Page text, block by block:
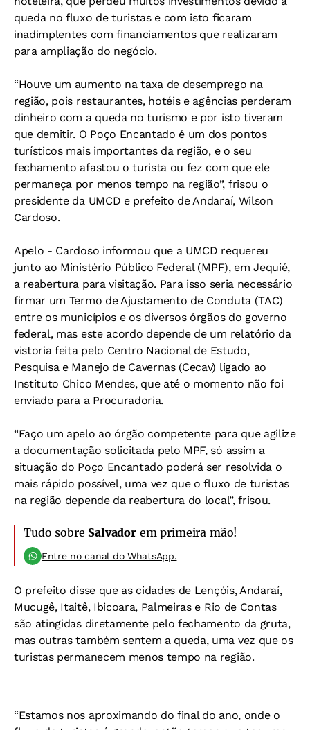
queda no fluxo de turistas e com isto ficaram
inadimplentes com financiamentos que realizaram
para ampliação do negócio.
“Houve um aumento na taxa de desemprego na
região, pois restaurantes, hotéis e agências perderam
dinheiro com a queda no turismo e por isto tiveram
que demitir. O Poço Encantado é um dos pontos
turísticos mais importantes da região, e o seu
fechamento afastou o turista ou fez com que ele
permaneça por menos tempo na região”, frisou o
presidente da UMCD e prefeito de Andaraí, Wilson
Cardoso.
Apelo - Cardoso informou que a UMCD requereu
junto ao Ministério Público Federal (MPF), em Jequié,
a reabertura para visitação. Para isso seria necessário
firmar um Termo de Ajustamento de Conduta (TAC)
entre os municípios e os diversos órgãos do governo
federal, mas este acordo depende de um relatório da
vistoria feita pelo Centro Nacional de Estudo,
Pesquisa e Manejo de Cavernas (Cecav) ligado ao
Instituto Chico Mendes, que até o momento não foi
enviado para a Procuradoria.
“Faço um apelo ao órgão competente para que agilize
a documentação solicitada pelo MPF, só assim a
situação do Poço Encantado poderá ser resolvida o
mais rápido possível, uma vez que o fluxo de turistas
na região depende da reabertura do local”, frisou.
Tudo sobre Salvadorem primeira mão!
Entre no canal do WhatsApp.
O prefeito disse que as cidades de Lençóis, Andaraí,
Mucugê, Itaitê, Ibicoara, Palmeiras e Rio de Contas
são atingidas diretamente pelo fechamento da gruta,
mas outras também sentem a queda, uma vez que os
turistas permanecem menos tempo na região.
“Estamos nos aproximando do final do ano, onde o